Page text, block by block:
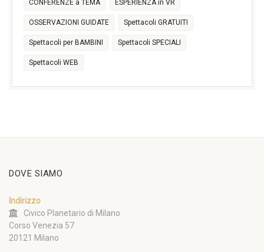
CONFERENZE a TEMA ESPERIENZA in VR
OSSERVAZIONI GUIDATE Spettacoli GRATUITI
Spettacoli per BAMBINI Spettacoli SPECIALI
Spettacoli WEB
DOVE SIAMO
Indirizzo
Civico Planetario di Milano
Corso Venezia 57
20121 Milano